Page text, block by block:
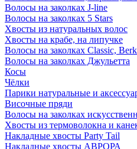
Волосы на заколках J-line
Волосы на заколках 5 Stars
Хвосты из натуральных волос
Хвосты на крабе, на липучке
Волосы на заколках Classic,
Волосы на заколках Джульетта
Косы
Чёлки
Парики натуральные и
Височные пряди
Волосы на заколках
Хвосты из термоволокна и
Накладные хвосты Party Tail
Накладные хвосты АВРОРА